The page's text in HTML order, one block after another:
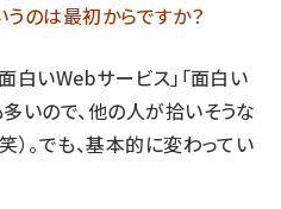
のは最初からですか？
白いWebサービス」「面白い
いので、他の人が拾いそうな
）。でも、基本的に変わってい